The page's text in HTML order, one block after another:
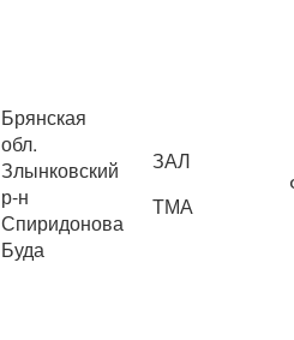
Брянская
обл.
Злынковский
р-н
Спиридонова
Буда
ЗАЛ
ТМА